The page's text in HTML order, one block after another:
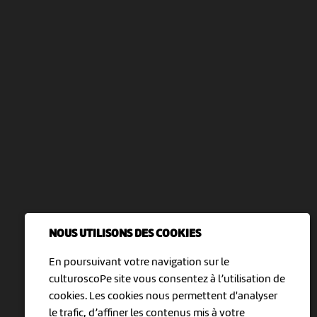
NOUS UTILISONS DES COOKIES
En poursuivant votre navigation sur le
culturoscoPe site vous consentez à l’utilisation de
cookies. Les cookies nous permettent d'analyser
le trafic, d’affiner les contenus mis à votre